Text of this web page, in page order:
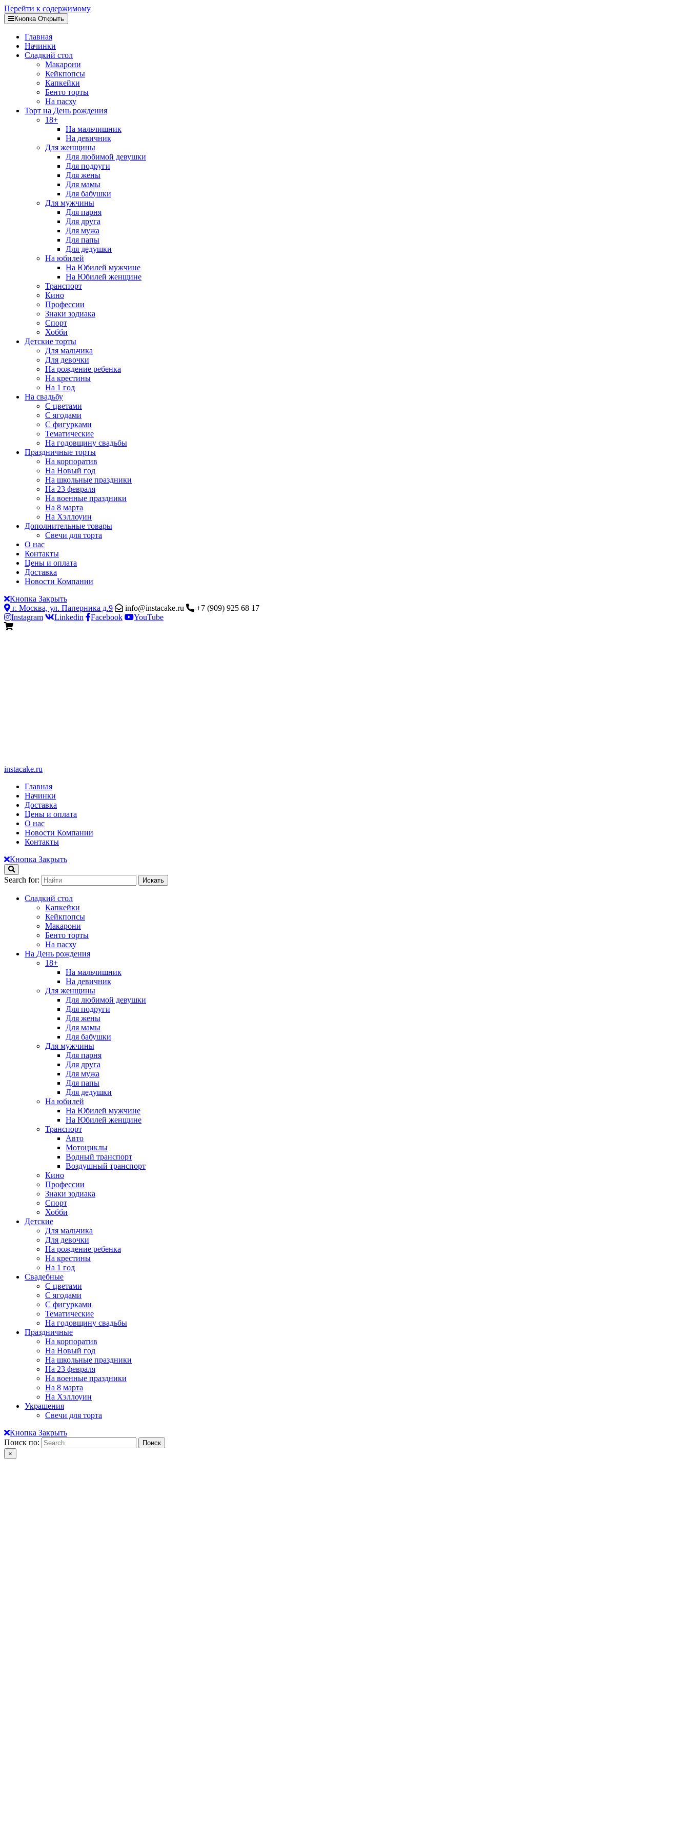
Перейти к содержимому
Кнопка Открыть
Главная
Начинки
Сладкий стол
Макарони
Кейкпопсы
Капкейки
Бенто торты
На пасху
Торт на День рождения
18+
На мальчишник
На девичник
Для женщины
Для любимой девушки
Для подруги
Для жены
Для мамы
Для бабушки
Для мужчины
Для парня
Для друга
Для мужа
Для папы
Для дедушки
На юбилей
На Юбилей мужчине
На Юбилей женщине
Транспорт
Кино
Профессии
Знаки зодиака
Спорт
Хобби
Детские торты
Для мальчика
Для девочки
На рождение ребенка
На крестины
На 1 год
На свадьбу
С цветами
С ягодами
С фигурками
Тематические
На годовщину свадьбы
Праздничные торты
На корпоратив
На Новый год
На школьные праздники
На 23 февраля
На военные праздники
На 8 марта
На Хэллоуин
Дополнительные товары
Свечи для торта
О нас
Контакты
Цены и оплата
Доставка
Новости Компании
Кнопка Закрыть
г. Москва, ул. Паперника д.9
info@instacake.ru
+7 (909) 925 68 17
Instagram
Linkedin Facebook YouTube
instacake.ru
Главная
Начинки
Доставка
Цены и оплата
О нас
Новости Компании
Контакты
Кнопка Закрыть
Search for:
Сладкий стол
Капкейки
Кейкпопсы
Макарони
Бенто торты
На пасху
На День рождения
18+
На мальчишник
На девичник
Для женщины
Для любимой девушки
Для подруги
Для жены
Для мамы
Для бабушки
Для мужчины
Для парня
Для друга
Для мужа
Для папы
Для дедушки
На юбилей
На Юбилей мужчине
На Юбилей женщине
Транспорт
Авто
Мотоциклы
Водный транспорт
Воздушный транспорт
Кино
Профессии
Знаки зодиака
Спорт
Хобби
Детские
Для мальчика
Для девочки
На рождение ребенка
На крестины
На 1 год
Свадебные
С цветами
С ягодами
С фигурками
Тематические
На годовщину свадьбы
Праздничные
На корпоратив
На Новый год
На школьные праздники
На 23 февраля
На военные праздники
На 8 марта
На Хэллоуин
Украшения
Свечи для торта
Кнопка Закрыть
Поиск по:
×